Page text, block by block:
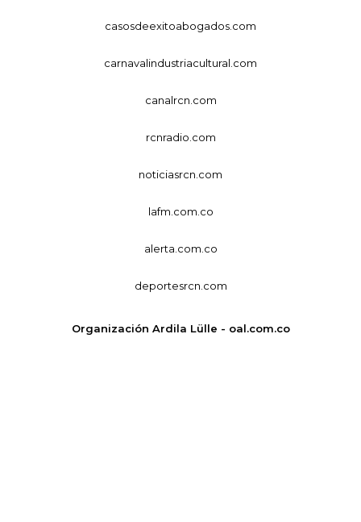
casosdeexitoabogados.com
carnavalindustriacultural.com
canalrcn.com
rcnradio.com
noticiasrcn.com
lafm.com.co
alerta.com.co
deportesrcn.com
Organización Ardila Lülle - oal.com.co